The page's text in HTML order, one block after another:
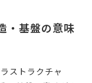
・基盤の意味
ストラクチャ